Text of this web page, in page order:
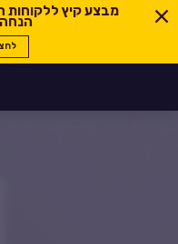
מבצע קיץ ללקוחות
הנחה ל-6